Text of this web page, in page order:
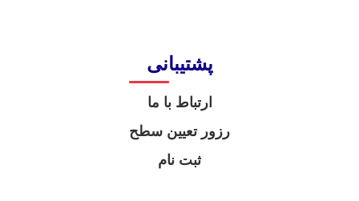
پشتیبانی
ارتباط با ما
رزور تعیین سطح
ثبت نام